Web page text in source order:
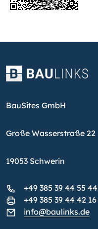
BauSites GmbH
Große Wasserstraße 22
19053 Schwerin
+49 385 39 44 55 44
+49 385 39 44 42 16
info@baulinks.de